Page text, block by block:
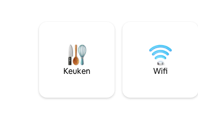
Keuken Wifi